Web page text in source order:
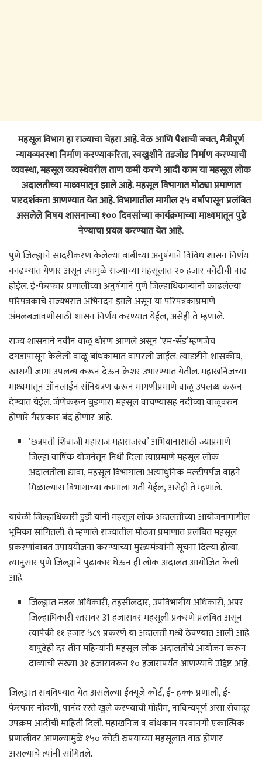
महसूल विभाग हा राज्याचा चेहरा आहे. वेळ आणि पैशाची बचत, मैत्रीपूर्ण
न्यायव्यवस्था निर्माण करण्याकरिता, स्वखुशीने तडजोड निर्माण करण्याची
व्यवस्था, महसूल व्यवस्थेवरील ताण कमी करणे आदी काम या महसूल लोक
अदालतीच्या माध्यमातून झाले आहे. महसूल विभागात मोठ्या प्रमाणात
पारदर्शकता आणण्यात येत आहे. विभागातील मागील २५ वर्षापासून प्रलंबित
असलेले विषय शासनाच्या १०० दिवसांच्या कार्यक्रमाच्या माध्यमातून पुढे
नेण्याचा प्रयत्न करण्यात येत आहे.
पुणे जिल्ह्याने सादरीकरण केलेल्या बाबींच्या अनुषंगाने विविध शासन निर्णय
काढण्यात येणार असून त्यामुळे राज्याच्या महसूलात २० हजार कोटींची वाढ
होईल. ई-फेरफार प्रणालीच्या अनुषंगाने पुणे जिल्हाधिकाऱ्यांनी काढलेल्या
परिपत्रकाचे राज्यभरात अभिनंदन झाले असून या परिपत्रकाप्रमाणे
अंमलबजावणीसाठी शासन निर्णय करण्यात येईल, असेही ते म्हणाले.
राज्य शासनाने नवीन वाळू धोरण आणले असून ‘एम-सँड’म्हणजेच
दगडापासून केलेली वाळू बांधकामात वापरली जाईल. त्यादृष्टीने शासकीय,
खासगी जागा उपलब्ध करून देऊन क्रेशर उभारण्यात येतील. महाखनिजच्या
माध्यमातून ऑनलाईन संनियंत्रण करून मागणीप्रमाणे वाळू उपलब्ध करून
देण्यात येईल. जेणेकरून बुडणारा महसूल वाचण्यासह नदीच्या वाळूवरुन
होणारे गैरप्रकार बंद होणार आहे.
‘छत्रपती शिवाजी महाराज महाराजस्व’ अभियानासाठी ज्याप्रमाणे
जिल्हा वार्षिक योजनेतून निधी दिला त्याप्रमाणे महसूल लोक
अदालतीला द्यावा, महसूल विभागाला अत्याधुनिक मल्टीपर्पज वाहने
मिळाल्यास विभागाच्या कामाला गती येईल, असेही ते म्हणाले.
यावेळी जिल्हाधिकारी डुडी यांनी महसूल लोक अदालतीच्या आयोजनामागील
भूमिका सांगितली. ते म्हणाले राज्यातील मोठ्या प्रमाणात प्रलंबित महसूल
प्रकरणांबाबत उपाययोजना करण्याच्या मुख्यमंत्र्यांनी सूचना दिल्या होत्या.
त्यानुसार पुणे जिल्ह्याने पुढाकार घेऊन ही लोक अदालत आयोजित केली
आहे.
जिल्ह्यात मंडल अधिकारी, तहसीलदार, उपविभागीय अधिकारी, अपर
जिल्हाधिकारी स्तरावर 31 हजारावर महसूली प्रकरणे प्रलंबित असून
त्यापैकी ११ हजार ५८९ प्रकरणे या अदालती मध्ये ठेवण्यात आली आहे.
यापुढेही दर तीन महिन्यांनी महसूल लोक अदालतीचे आयोजन करून
दाव्यांची संख्या ३१ हजारावरून १० हजारापर्यंत आणण्याचे उद्दिष्ट आहे.
जिल्ह्यात राबविण्यात येत असलेल्या ईक्यूजे कोर्ट, ई- हक्क प्रणाली, ई-
फेरफार नोंदणी, पानंद रस्ते खुले करण्याची मोहीम, नाविन्यपूर्ण असा सेवादूर
उपक्रम आदींची माहिती दिली. महाखनिज व बांधकाम परवानगी एकात्मिक
प्रणालीवर आणल्यामुळे १५० कोटी रुपयांच्या महसूलात वाढ होणार
असल्याचे त्यांनी सांगितले.